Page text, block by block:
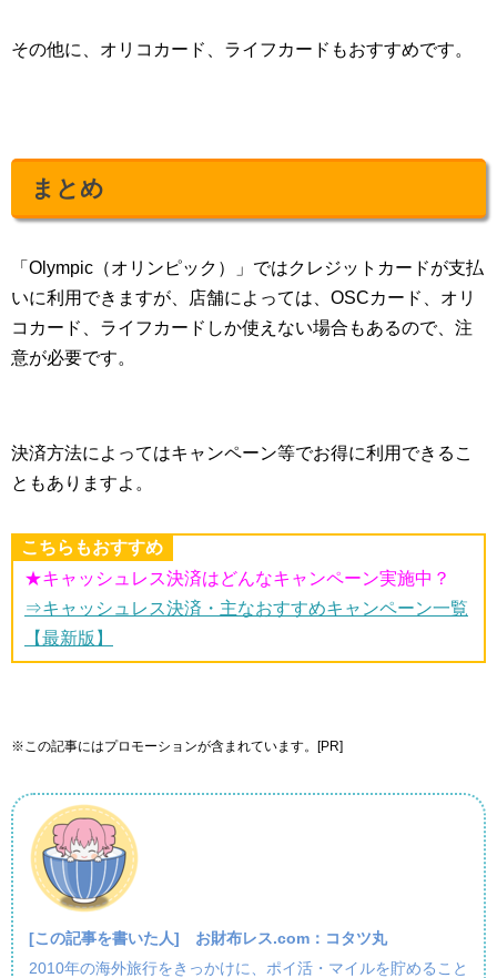
その他に、オリコカード、ライフカードもおすすめです。
まとめ
「Olympic（オリンピック）」ではクレジットカードが支払
いに利用できますが、店舗によっては、OSCカード、オリ
コカード、ライフカードしか使えない場合もあるので、注
意が必要です。
決済方法によってはキャンペーン等でお得に利用できるこ
ともありますよ。
こちらもおすすめ
★キャッシュレス決済はどんなキャンペーン実施中？
⇒キャッシュレス決済・主なおすすめキャンペーン一覧
【最新版】
※この記事にはプロモーションが含まれています。[PR]
[この記事を書いた人] お財布レス.com：コタツ丸
2010年の海外旅行をきっかけに、ポイ活・マイルを貯めること